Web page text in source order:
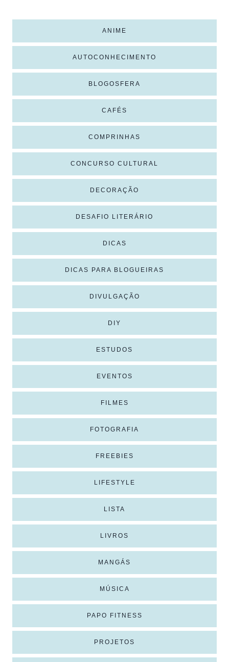
ANIME
AUTOCONHECIMENTO
BLOGOSFERA
CAFÉS
COMPRINHAS
CONCURSO CULTURAL
DECORAÇÃO
DESAFIO LITERÁRIO
DICAS
DICAS PARA BLOGUEIRAS
DIVULGAÇÃO
DIY
ESTUDOS
EVENTOS
FILMES
FOTOGRAFIA
FREEBIES
LIFESTYLE
LISTA
LIVROS
MANGÁS
MÚSICA
PAPO FITNESS
PROJETOS